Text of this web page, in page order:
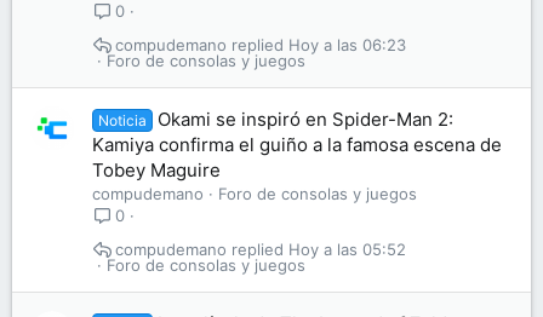
0
Foro de consolas y juegos
Hoy a las 06:23
compudemano
Noticia
Okami se inspiró en Spider-Man 2:
Kamiya confirma el guiño a la famosa escena de
Tobey Maguire
compudemano
Foro de consolas y juegos
0
Foro de consolas y juegos
Hoy a las 05:52
compudemano